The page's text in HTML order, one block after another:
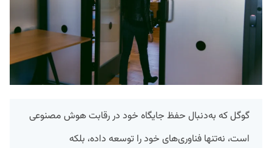
گوگل که به‌دنبال حفظ جایگاه خود در رقابت هوش مصنوعی
است، نه‌تنها فناوری‌های خود را توسعه داده، بلکه